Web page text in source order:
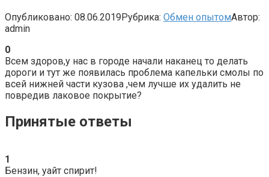
Опубликовано: 08.06.2019Рубрика: Обмен опытомАвтор:
admin
0
Всем здоров,у нас в городе начали наканец то делать
дороги и тут же появилась проблема капельки смолы по
всей нижней части кузова ,чем лучше их удалить не
повредив лаковое покрытие?
Принятые ответы
1
Бензин, уайт спирит!